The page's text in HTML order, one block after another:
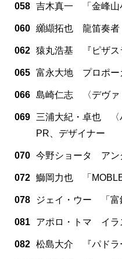
058 吉木真一 「金峰山
060 纐纈拓也 龍笛奏者
062 猿丸浩基 『ピザス
065 富永大地 プロポー
066 島崎仁志 〈デヴァ
069
三浦大紀・卓也 〈
PR、デザイナー
070 今野ショータ アン
072 鰤岡力也 「
078 ジェイ・ウー 「富
081 アポロ・トマ イラ
082 松島大介 『パドラ